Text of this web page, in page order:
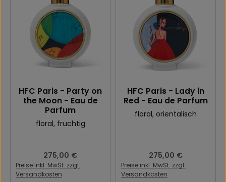
HFC Paris - Party on
the Moon - Eau de
Parfum
floral, fruchtig
Regulärer Preis:
275,00 €
Preise inkl. MwSt. zzgl.
Versandkosten
HFC Paris - Lady in
Red - Eau de Parfum
floral, orientalisch
Regulärer Preis:
275,00 €
Preise inkl. MwSt. zzgl.
Versandkosten